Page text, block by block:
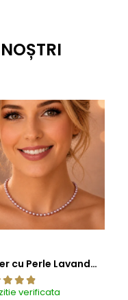
Colier cu Perle Lavanda la Baza Gatului, de 4-5 mm, Perle Rare, Calitate AAA+, Aur 14K | KASKADDA®
verificata